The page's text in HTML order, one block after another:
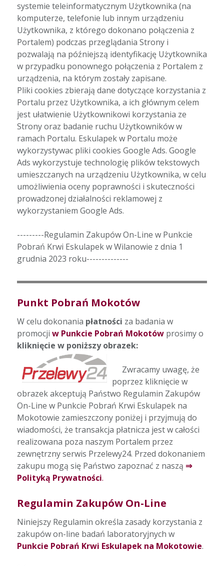
systemie teleinformatycznym Użytkownika (na
komputerze, telefonie lub innym urządzeniu
Użytkownika, z którego dokonano połączenia z
Portalem) podczas przeglądania Strony i
pozwalają na późniejszą identyfikację Użytkownika
w przypadku ponownego połączenia z Portalem z
urządzenia, na którym zostały zapisane.
Pliki cookies zbierają dane dotyczące korzystania z
Portalu przez Użytkownika, a ich głównym celem
jest ułatwienie Użytkownikowi korzystania ze
Strony oraz badanie ruchu Użytkowników w
ramach Portalu. Eskulapek w Portalu może
wykorzystywac pliki cookies Google Ads. Google
Ads wykorzystuje technologię plików tekstowych
umieszczanych na urządzeniu Użytkownika, w celu
umożliwienia oceny poprawności i skuteczności
prowadzonej działalności reklamowej z
wykorzystaniem Google Ads.
---------Regulamin Zakupów On-Line w Punkcie
Pobrań Krwi Eskulapek w Wilanowie z dnia 1
grudnia 2023 roku--------------
Punkt Pobrań Mokotów
W celu dokonania płatności za badania w
promocji w Punkcie Pobrań Mokotówprosimy o
kliknięcie w poniższy obrazek:
Zwracamy uwagę, że
poprzez kliknięcie w
obrazek akceptują Państwo Regulamin Zakupów
On-Line w Punkcie Pobrań Krwi Eskulapek na
Mokotowie zamieszczony poniżej i przyjmują do
wiadomości, że transakcja płatnicza jest w całości
realizowana poza naszym Portalem przez
zewnętrzny serwis Przelewy24. Przed dokonaniem
zakupu mogą się Państwo zapoznać z naszą ⇒
Polityką Prywatności.
Regulamin Zakupów On-Line
Niniejszy Regulamin określa zasady korzystania z
zakupów on-line badań laboratoryjnych w
Punkcie Pobrań Krwi Eskulapek na Mokotowie.